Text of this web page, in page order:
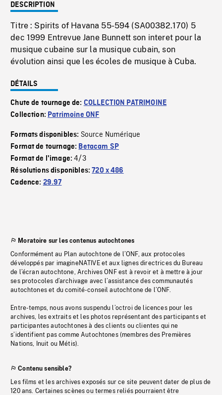
DESCRIPTION
Titre : Spirits of Havana 55-594 (SA00382.170) 5
dec 1999 Entrevue Jane Bunnett son interet pour la
musique cubaine sur la musique cubain, son
évolution ainsi que les écoles de musique à Cuba.
DÉTAILS
Chute de tournage de: COLLECTION PATRIMOINE
Collection: Patrimoine ONF
Formats disponibles: Source Numérique
Format de tournage: Betacam SP
Format de l'image:4/3
Résolutions disponibles:720 x 486
Cadence: 29.97
Moratoire sur les contenus autochtones
Conformément au Plan autochtone de l’ONF, aux protocoles
développés par imagineNATIVE et aux lignes directrices du Bureau
de l’écran autochtone, Archives ONF est à revoir et à mettre à jour
ses protocoles d’archivage avec l’assistance des communautés
autochtones et du comité-conseil autochtone de l’ONF.
Entre-temps, nous avons suspendu l’octroi de licences pour les
archives, les extraits et les photos représentant des participants et
participantes autochtones à des clients ou clientes qui ne
s’identifient pas comme Autochtones (membres des Premières
Nations, Inuit ou Métis).
Contenu sensible?
Les films et les archives exposés sur ce site peuvent dater de plus de
120 ans. Certaines scènes ou termes reliés pourraient être